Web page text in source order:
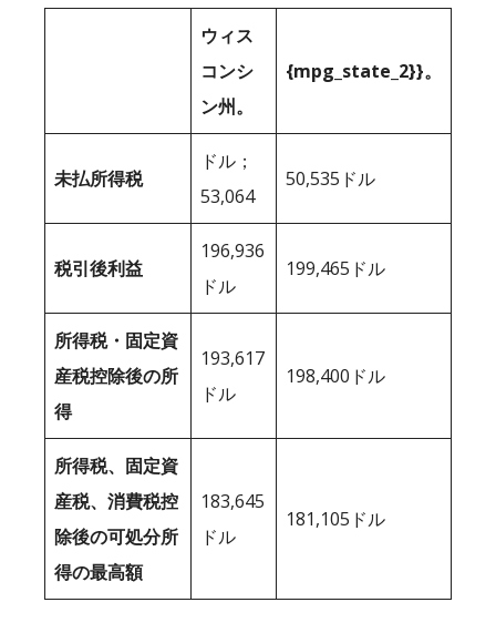
ウィス
コンシ
ン州。
{mpg_state_2}}。
未払所得税
ドル；
53,064
50,535ドル
税引後利益
196,936
ドル
199,465ドル
所得税・固定資
産税控除後の所
得
193,617
ドル
198,400ドル
所得税、固定資
産税、消費税控
除後の可処分所
得の最高額
183,645
ドル
181,105ドル